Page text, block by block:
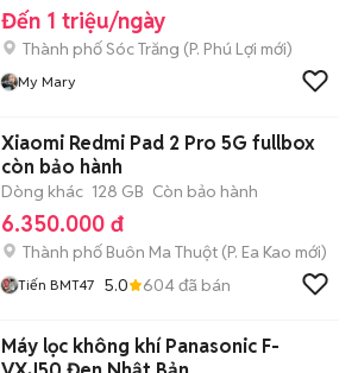
Đến 1 triệu/ngày
Thành phố Sóc Trăng (P. Phú Lợi mới)
My Mary
Xiaomi Redmi Pad 2 Pro 5G fullbox
còn bảo hành
Dòng khác 128 GB Còn bảo hành
6.350.000 đ
Thành phố Buôn Ma Thuột (P. Ea Kao mới)
Tiến BMT47 5.0 604đã bán
Máy lọc không khí Panasonic F-